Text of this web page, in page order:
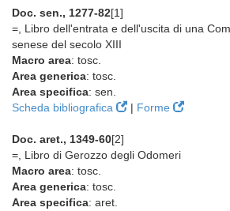
Doc. sen., 1277-82[1]
=, Libro dell'entrata e dell'uscita di una
senese del secolo XIII
Macro area: tosc.
Area generica: tosc.
Area specifica: sen.
Scheda bibliografica
| Forme
Doc. aret., 1349-60[2]
=, Libro di Gerozzo degli Odomeri
Macro area: tosc.
Area generica: tosc.
Area specifica: aret.